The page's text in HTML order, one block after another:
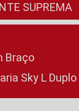
SUPREMA
Braço
Sky L Duplo